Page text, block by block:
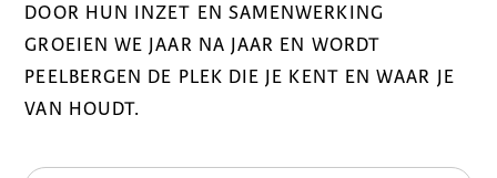
DOOR HUN INZET EN SAMENWERKING
GROEIEN WE JAAR NA JAAR EN WORDT
PEELBERGEN DE PLEK DIE JE KENT EN WAAR JE
VAN HOUDT.